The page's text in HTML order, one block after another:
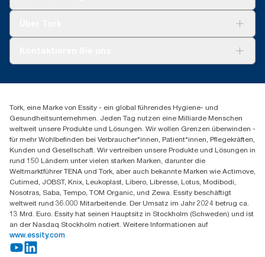
Produktreklamation
Spenderreklamation
+49 (0)621/778 4700
Essity Professional Hygiene Germany GmbH
Sandhofer Straße 176
68305 Mannheim
Mo-Do 8:00-16:30 Uhr | Fr 8:00-15:00
Tork, eine Marke von Essity - ein global führendes Hygiene- und
Gesundheitsunternehmen. Jeden Tag nutzen eine Milliarde Menschen
weltweit unsere Produkte und Lösungen. Wir wollen Grenzen überwinden -
für mehr Wohlbefinden bei Verbraucher*innen, Patient*innen, Pflegekräften,
Kunden und Gesellschaft. Wir vertreiben unsere Produkte und Lösungen in
rund 150 Ländern unter vielen starken Marken, darunter die
Weltmarktführer TENA und Tork, aber auch bekannte Marken wie Actimove,
Cutimed, JOBST, Knix, Leukoplast, Libero, Libresse, Lotus, Modibodi,
Nosotras, Saba, Tempo, TOM Organic, und Zewa. Essity beschäftigt
weltweit rund 36.000 Mitarbeitende. Der Umsatz im Jahr 2024 betrug ca.
13 Mrd. Euro. Essity hat seinen Hauptsitz in Stockholm (Schweden) und ist
an der Nasdaq Stockholm notiert. Weitere Informationen auf
www.essity.com